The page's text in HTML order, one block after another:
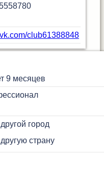
club61388848
9 месяцев
город
страну